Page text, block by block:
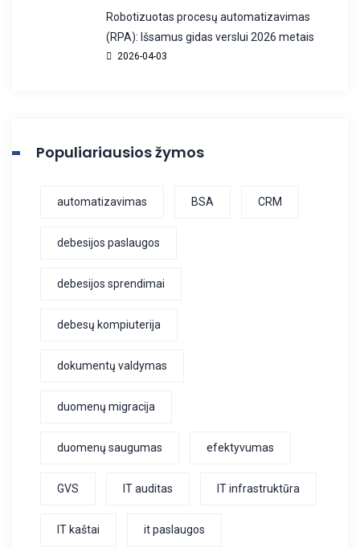
Robotizuotas procesų automatizavimas
(RPA): Išsamus gidas verslui 2026 metais
2026-04-03
Populiariausios žymos
automatizavimas BSA CRM
debesijos paslaugos
debesijos sprendimai
debesų kompiuterija
dokumentų valdymas
duomenų migracija
duomenų saugumas efektyvumas
GVS IT auditas IT infrastruktūra
IT kaštai it paslaugos